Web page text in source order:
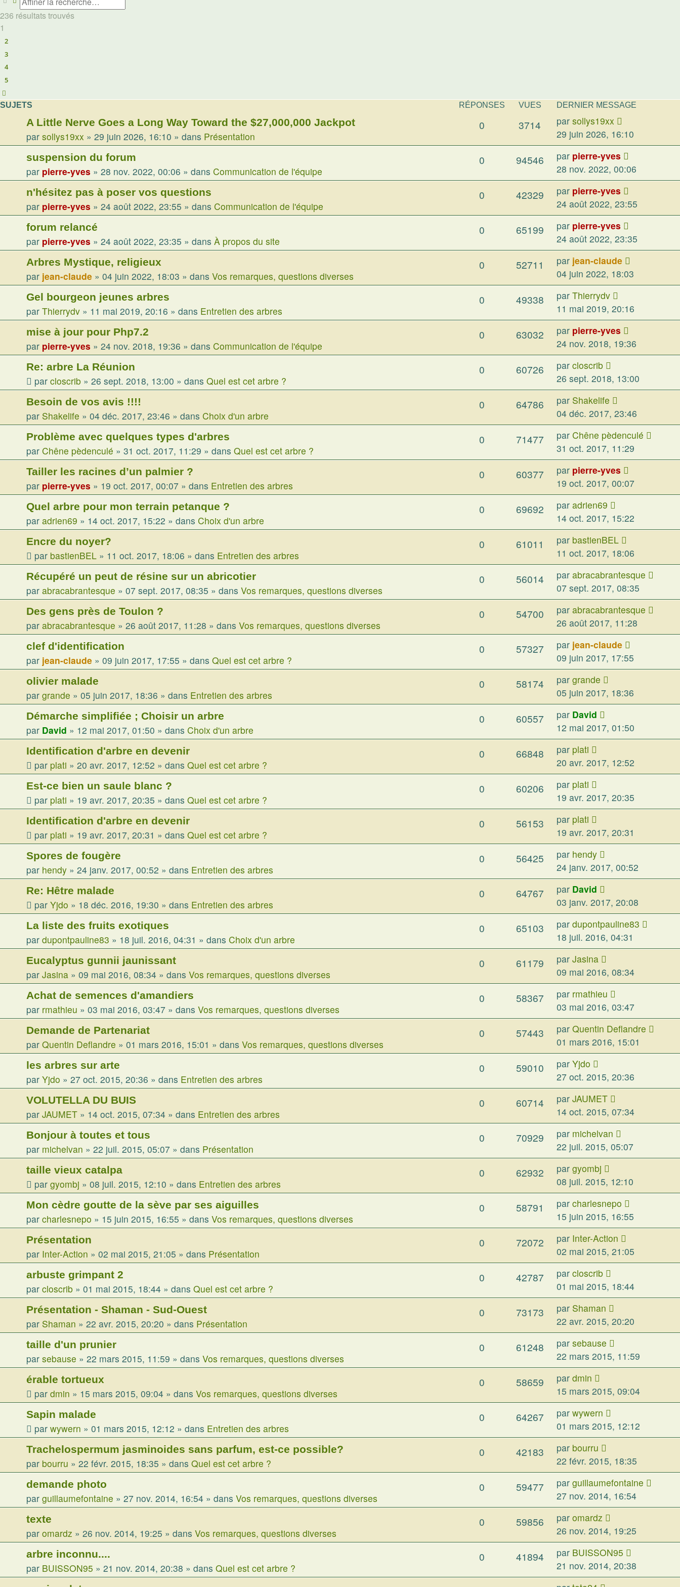
236 résultats trouvés
1
2
3
4
5
SUJETS RÉPONSES VUES DERNIER MESSAGE
A Little Nerve Goes a Long Way Toward the $27,000,000 Jackpot
par sollys19xx » 29 juin 2026, 16:10 » dans Présentation
0 3714 par sollys19xx
29 juin 2026, 16:10
suspension du forum
par pierre-yves » 28 nov. 2022, 00:06 » dans Communication de l'équipe
0 94546 par pierre-yves
28 nov. 2022, 00:06
n'hésitez pas à poser vos questions
par pierre-yves » 24 août 2022, 23:55 » dans Communication de l'équipe
0 42329 par pierre-yves
24 août 2022, 23:55
forum relancé
par pierre-yves » 24 août 2022, 23:35 » dans À propos du site
0 65199 par pierre-yves
24 août 2022, 23:35
Arbres Mystique, religieux
par jean-claude » 04 juin 2022, 18:03 » dans Vos remarques, questions diverses
0 52711 par jean-claude
04 juin 2022, 18:03
Gel bourgeon jeunes arbres
par Thierrydv » 11 mai 2019, 20:16 » dans Entretien des arbres
0 49338 par Thierrydv
11 mai 2019, 20:16
mise à jour pour Php7.2
par pierre-yves » 24 nov. 2018, 19:36 » dans Communication de l'équipe
0 63032 par pierre-yves
24 nov. 2018, 19:36
Re: arbre La Réunion
par closcrib » 26 sept. 2018, 13:00 » dans Quel est cet arbre ?
0 60726 par closcrib
26 sept. 2018, 13:00
Besoin de vos avis !!!!
par Shakelife » 04 déc. 2017, 23:46 » dans Choix d'un arbre
0 64786 par Shakelife
04 déc. 2017, 23:46
Problème avec quelques types d'arbres
par Chêne pèdenculé » 31 oct. 2017, 11:29 » dans Quel est cet arbre ?
0 71477 par Chêne pèdenculé
31 oct. 2017, 11:29
Tailler les racines d’un palmier ?
par pierre-yves » 19 oct. 2017, 00:07 » dans Entretien des arbres
0 60377 par pierre-yves
19 oct. 2017, 00:07
Quel arbre pour mon terrain petanque ?
par adrien69 » 14 oct. 2017, 15:22 » dans Choix d'un arbre
0 69692 par adrien69
14 oct. 2017, 15:22
Encre du noyer?
par bastienBEL » 11 oct. 2017, 18:06 » dans Entretien des arbres
0 61011 par bastienBEL
11 oct. 2017, 18:06
Récupéré un peut de résine sur un abricotier
par abracabrantesque » 07 sept. 2017, 08:35 » dans Vos remarques, questions diverses
0 56014 par abracabrantesque
07 sept. 2017, 08:35
Des gens près de Toulon ?
par abracabrantesque » 26 août 2017, 11:28 » dans Vos remarques, questions diverses
0 54700 par abracabrantesque
26 août 2017, 11:28
clef d'identification
par jean-claude » 09 juin 2017, 17:55 » dans Quel est cet arbre ?
0 57327 par jean-claude
09 juin 2017, 17:55
olivier malade
par grande » 05 juin 2017, 18:36 » dans Entretien des arbres
0 58174 par grande
05 juin 2017, 18:36
Démarche simplifiée ; Choisir un arbre
par David » 12 mai 2017, 01:50 » dans Choix d'un arbre
0 60557 par David
12 mai 2017, 01:50
Identification d'arbre en devenir
par plati » 20 avr. 2017, 12:52 » dans Quel est cet arbre ?
0 66848 par plati
20 avr. 2017, 12:52
Est-ce bien un saule blanc ?
par plati » 19 avr. 2017, 20:35 » dans Quel est cet arbre ?
0 60206 par plati
19 avr. 2017, 20:35
Identification d'arbre en devenir
par plati » 19 avr. 2017, 20:31 » dans Quel est cet arbre ?
0 56153 par plati
19 avr. 2017, 20:31
Spores de fougère
par hendy » 24 janv. 2017, 00:52 » dans Entretien des arbres
0 56425 par hendy
24 janv. 2017, 00:52
Re: Hêtre malade
par Yjdo » 18 déc. 2016, 19:30 » dans Entretien des arbres
0 64767 par David
03 janv. 2017, 20:08
La liste des fruits exotiques
par dupontpauline83 » 18 juil. 2016, 04:31 » dans Choix d'un arbre
0 65103 par dupontpauline83
18 juil. 2016, 04:31
Eucalyptus gunnii jaunissant
par Jasina » 09 mai 2016, 08:34 » dans Vos remarques, questions diverses
0 61179 par Jasina
09 mai 2016, 08:34
Achat de semences d'amandiers
par rmathieu » 03 mai 2016, 03:47 » dans Vos remarques, questions diverses
0 58367 par rmathieu
03 mai 2016, 03:47
Demande de Partenariat
par Quentin Deflandre » 01 mars 2016, 15:01 » dans Vos remarques, questions diverses
0 57443 par Quentin Deflandre
01 mars 2016, 15:01
les arbres sur arte
par Yjdo » 27 oct. 2015, 20:36 » dans Entretien des arbres
0 59010 par Yjdo
27 oct. 2015, 20:36
VOLUTELLA DU BUIS
par JAUMET » 14 oct. 2015, 07:34 » dans Entretien des arbres
0 60714 par JAUMET
14 oct. 2015, 07:34
Bonjour à toutes et tous
par michelvan » 22 juil. 2015, 05:07 » dans Présentation
0 70929 par michelvan
22 juil. 2015, 05:07
taille vieux catalpa
par gyombj » 08 juil. 2015, 12:10 » dans Entretien des arbres
0 62932 par gyombj
08 juil. 2015, 12:10
Mon cèdre goutte de la sève par ses aiguilles
par charlesnepo » 15 juin 2015, 16:55 » dans Vos remarques, questions diverses
0 58791 par charlesnepo
15 juin 2015, 16:55
Présentation
par Inter-Action » 02 mai 2015, 21:05 » dans Présentation
0 72072 par Inter-Action
02 mai 2015, 21:05
arbuste grimpant 2
par closcrib » 01 mai 2015, 18:44 » dans Quel est cet arbre ?
0 42787 par closcrib
01 mai 2015, 18:44
Présentation - Shaman - Sud-Ouest
par Shaman » 22 avr. 2015, 20:20 » dans Présentation
0 73173 par Shaman
22 avr. 2015, 20:20
taille d'un prunier
par sebause » 22 mars 2015, 11:59 » dans Vos remarques, questions diverses
0 61248 par sebause
22 mars 2015, 11:59
érable tortueux
par dmin » 15 mars 2015, 09:04 » dans Vos remarques, questions diverses
0 58659 par dmin
15 mars 2015, 09:04
Sapin malade
par wywern » 01 mars 2015, 12:12 » dans Entretien des arbres
0 64267 par wywern
01 mars 2015, 12:12
Trachelospermum jasminoides sans parfum, est-ce possible?
par bourru » 22 févr. 2015, 18:35 » dans Quel est cet arbre ?
0 42183 par bourru
22 févr. 2015, 18:35
demande photo
par guillaumefontaine » 27 nov. 2014, 16:54 » dans Vos remarques, questions diverses
0 59477 par guillaumefontaine
27 nov. 2014, 16:54
texte
par omardz » 26 nov. 2014, 19:25 » dans Vos remarques, questions diverses
0 59856 par omardz
26 nov. 2014, 19:25
arbre inconnu....
par BUISSON95 » 21 nov. 2014, 20:38 » dans Quel est cet arbre ?
0 41894 par BUISSON95
21 nov. 2014, 20:38